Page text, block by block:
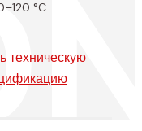
°C
техническую